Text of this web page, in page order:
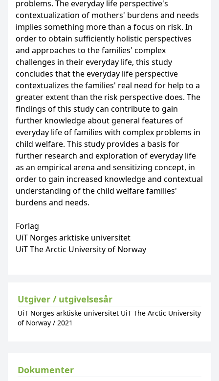
problems. The everyday life perspective's
contextualization of mothers' burdens and needs
implies something more than a focus on risk. In
order to obtain sufficiently holistic perspectives
and approaches to the families' complex
challenges in their everyday life, this study
concludes that the everyday life perspective
contextualizes the families' real need for help to a
greater extent than the risk perspective does. The
findings of this study can contribute to gain
further knowledge about general features of
everyday life of families with complex problems in
child welfare. This study provides a basis for
further research and exploration of everyday life
as an empirical arena and sensitizing concept, in
order to gain increased knowledge and contextual
understanding of the child welfare families'
burdens and needs.
Forlag
UiT Norges arktiske universitet
UiT The Arctic University of Norway
Utgiver / utgivelsesår
UiT Norges arktiske universitet UiT The Arctic University
of Norway / 2021
Dokumenter